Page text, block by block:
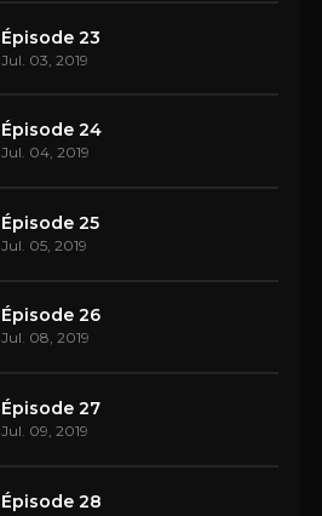
Épisode 23
Jul. 03, 2019
Épisode 24
Jul. 04, 2019
Épisode 25
Jul. 05, 2019
Épisode 26
Jul. 08, 2019
Épisode 27
Jul. 09, 2019
Épisode 28